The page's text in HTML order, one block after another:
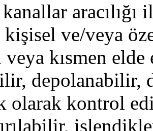
aracılığı
ve/veya
veya kısmen
olarak kontrol